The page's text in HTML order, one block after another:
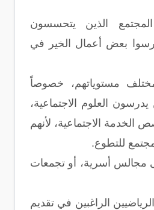
الذين يتحسسون
بعض أعمال الخير في
مستوياتهم، خصوصاً
يدرسون العلوم الاجتماعية،
الاجتماعية، لأنهم
للتطوع.
مجالس أسرية، أو تجمعات
الراغبين في تقديم